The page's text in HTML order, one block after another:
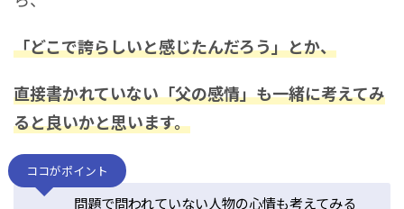
「どこで誇らしいと感じたんだろう」とか、
直接書かれていない「父の感情」も一緒に考えてみ
ると良いかと思います。
ココがポイント
問題で問われていない人物の心情も考えてみる